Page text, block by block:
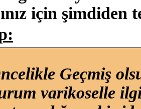
için şimdiden
Geçmiş
varikoselle